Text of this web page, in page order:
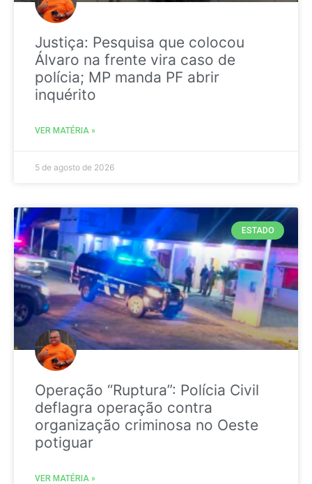
Justiça: Pesquisa que colocou
Álvaro na frente vira caso de
polícia; MP manda PF abrir
inquérito
VER MATÉRIA »
5 de agosto de 2026
ESTADO
Operação “Ruptura”: Polícia Civil
deflagra operação contra
organização criminosa no Oeste
potiguar
VER MATÉRIA »